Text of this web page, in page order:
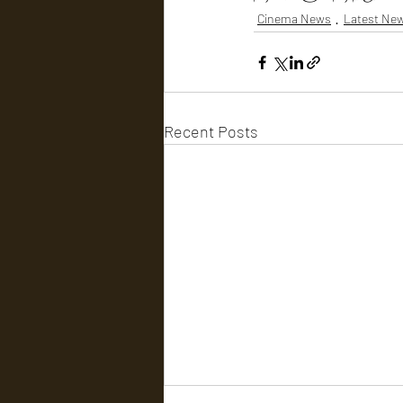
Cinema News Latest
Recent Posts